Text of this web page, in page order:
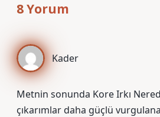
8 Yorum
Kader
Metnin sonunda Kore Irkı
çıkarımlar daha güçlü